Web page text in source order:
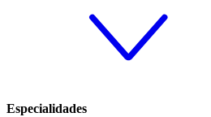
Especialidades